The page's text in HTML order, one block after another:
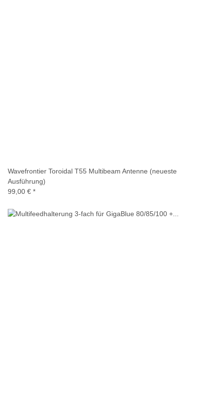
Wavefrontier Toroidal T55 Multibeam Antenne (neueste
Ausführung)
99,00 € *